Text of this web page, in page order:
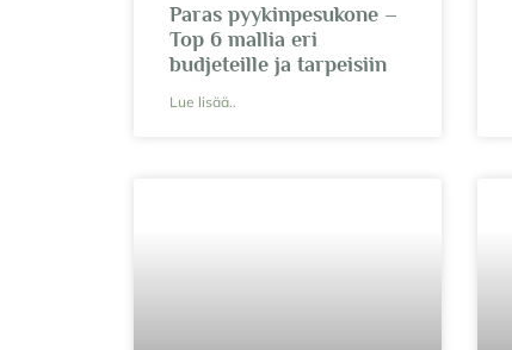
Paras pyykinpesukone –
Top 6 mallia eri
budjeteille ja tarpeisiin
Lue lisää..